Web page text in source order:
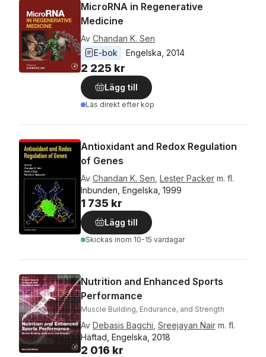
MicroRNA in Regenerative
Medicine
Av Chandan K. Sen
E-bok
Engelska 2014
2 225 kr
Lägg till
Läs direkt efter köp
Antioxidant and Redox Regulation
of Genes
Av Chandan K. Sen Lester Packer m. fl.
Inbunden, Engelska, 1999
1 735 kr
Lägg till
Skickas inom 10-15 vardagar
Nutrition and Enhanced Sports
Performance
Muscle Building, Endurance, and Strength
Av Debasis Bagchi Sreejayan Nair m. fl.
Häftad, Engelska, 2018
2 016 kr